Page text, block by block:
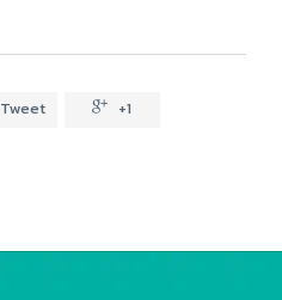
Tweet  +1